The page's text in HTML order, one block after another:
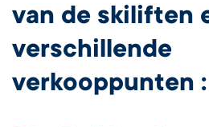
van de skiliften
verschillende
verkooppunten :